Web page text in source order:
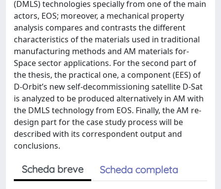
(DMLS) technologies specially from one of the main
actors, EOS; moreover, a mechanical property
analysis compares and contrasts the different
characteristics of the materials used in traditional
manufacturing methods and AM materials for-
Space sector applications. For the second part of
the thesis, the practical one, a component (EES) of
D-Orbit’s new self-decommissioning satellite D-Sat
is analyzed to be produced alternatively in AM with
the DMLS technology from EOS. Finally, the AM re-
design part for the case study process will be
described with its correspondent output and
conclusions.
Scheda breve Scheda completa